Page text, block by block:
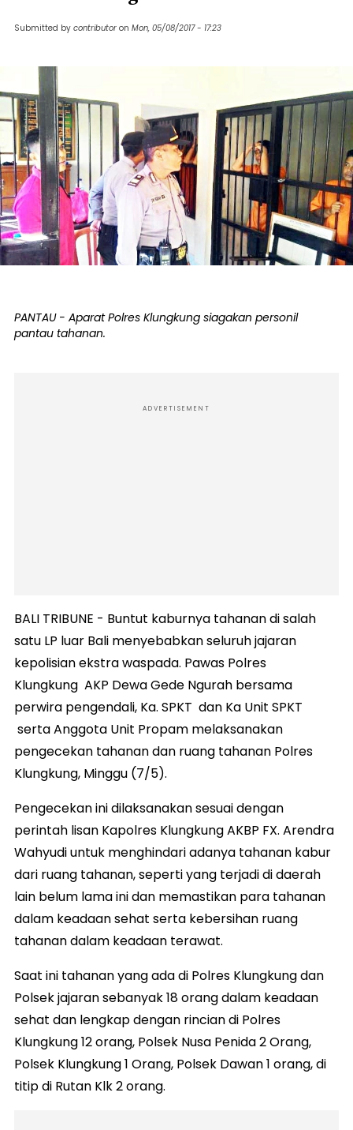
Submitted by contributor on Mon, 05/08/2017 - 17:23
PANTAU - Aparat Polres Klungkung siagakan personil
pantau tahanan.
ADVERTISEMENT
BALI TRIBUNE - Buntut kaburnya tahanan di salah
satu LP luar Bali menyebabkan seluruh jajaran
kepolisian ekstra waspada. Pawas Polres
Klungkung AKP Dewa Gede Ngurah bersama
perwira pengendali, Ka. SPKT dan Ka Unit SPKT
serta Anggota Unit Propam melaksanakan
pengecekan tahanan dan ruang tahanan Polres
Klungkung, Minggu (7/5).
Pengecekan ini dilaksanakan sesuai dengan
perintah lisan Kapolres Klungkung AKBP FX. Arendra
Wahyudi untuk menghindari adanya tahanan kabur
dari ruang tahanan, seperti yang terjadi di daerah
lain belum lama ini dan memastikan para tahanan
dalam keadaan sehat serta kebersihan ruang
tahanan dalam keadaan terawat.
Saat ini tahanan yang ada di Polres Klungkung dan
Polsek jajaran sebanyak 18 orang dalam keadaan
sehat dan lengkap dengan rincian di Polres
Klungkung 12 orang, Polsek Nusa Penida 2 Orang,
Polsek Klungkung 1 Orang, Polsek Dawan 1 orang, di
titip di Rutan Klk 2 orang.